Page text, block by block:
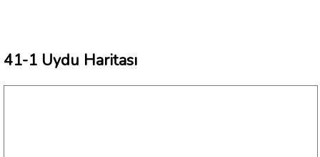
41-1 Uydu Haritası